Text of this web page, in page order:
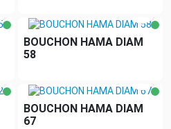
BOUCHON HAMA DIAM
58
BOUCHON HAMA DIAM
67